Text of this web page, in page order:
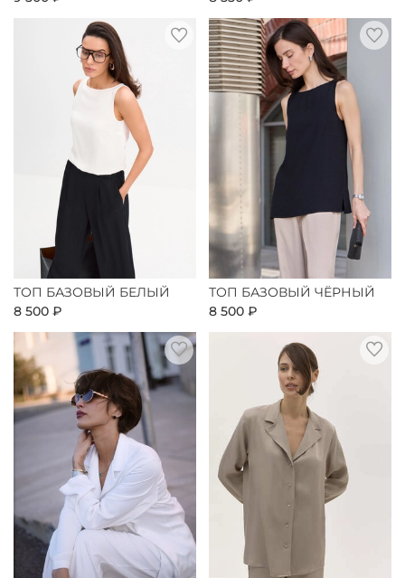
ТОП БАЗОВЫЙ БЕЛЫЙ
8 500 ₽
ТОП БАЗОВЫЙ ЧЁРНЫЙ
8 500 ₽